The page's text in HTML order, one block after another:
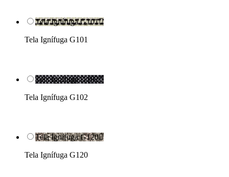
Tela Ignífuga G101
Tela Ignífuga G101
Tela Ignífuga G102
Tela Ignífuga G102
Tela Ignífuga G120
Tela Ignífuga G120